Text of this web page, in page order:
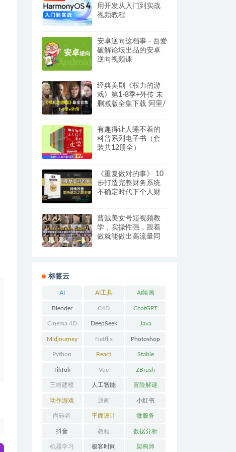
用开发从入门到实战
视频教程
安卓逆向这档事 - 吾爱
破解论坛出品的安卓
逆向视频课
经典美剧《权力的游
戏》第1-8季+外传 未
删减版全集下载 阿里/
有趣得让人睡不着的
科普系列电子书（套
装共12册全）
《重复做对的事》 10
步打造完整财务系统
不确定时代下个人财
书
曹贼美女号短视频教
学，实操性强，跟着
做就能做出高流量同
标签云
AI AI工具 AI绘画
Blender C4D ChatGPT
Cinema 4D DeepSeek Java
Midjourney Netflix Photoshop
Python React Stable
Diffusion
TikTok Vue ZBrush
三维建模 人工智能 冒险解谜
AVG
动作游戏
ACT
原画 小红书
尚硅谷 平面设计 微服务
抖音 教程 数据分析
机器学习 极客时间 架构师